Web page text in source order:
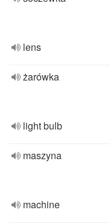
lens
żarówka
light bulb
maszyna
machine